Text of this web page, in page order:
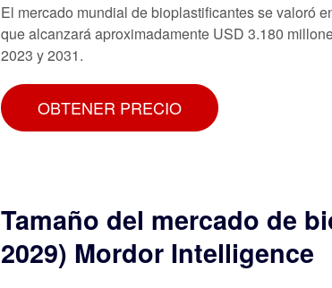
El mercado mundial de bioplastificantes se valoró
que alcanzará aproximadamente USD 3.180
2023 y 2031.
OBTENER PRECIO
Tamaño del mercado de
2029) Mordor Intelligence